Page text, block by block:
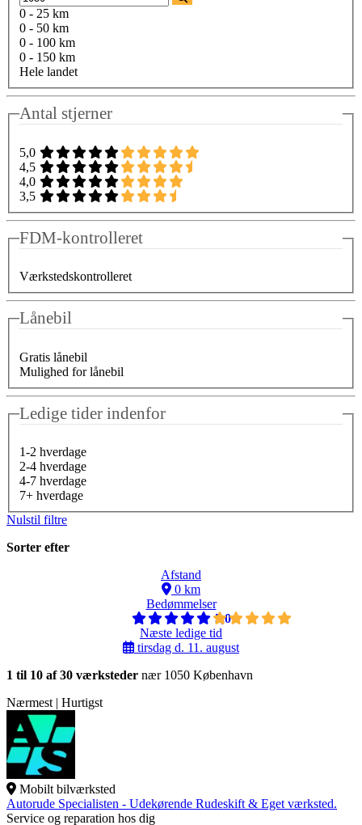
0 - 25 km
0 - 50 km
0 - 100 km
0 - 150 km
Hele landet
Antal stjerner
5,0
4,5
4,0
3,5
FDM-kontrolleret
Værkstedskontrolleret
Lånebil
Gratis lånebil
Mulighed for lånebil
Ledige tider indenfor
1-2 hverdage
2-4 hverdage
4-7 hverdage
7+ hverdage
Nulstil filtre
Sorter efter
Afstand
0 km
Bedømmelser
5,0
Næste ledige tid
tirsdag d. 11. august
1 til 10 af 30 værksteder nær 1050 København
Nærmest | Hurtigst
Mobilt bilværksted
Autorude Specialisten - Udekørende Rudeskift & Eget værksted.
Service og reparation hos dig